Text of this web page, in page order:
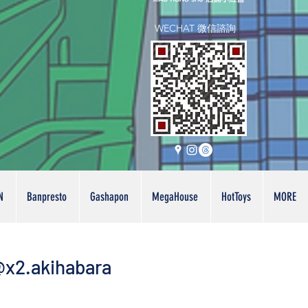
WECHAT 微信諮詢
Banpresto Gashapon MegaHouse HotToys MORE